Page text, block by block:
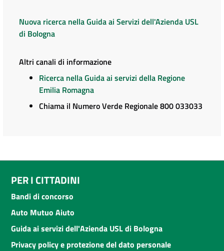
Nuova ricerca nella Guida ai Servizi dell'Azienda USL
di Bologna
Altri canali di informazione
Ricerca nella Guida ai servizi della Regione
Emilia Romagna
Chiama il Numero Verde Regionale 800 033033
PER I CITTADINI
Bandi di concorso
Auto Mutuo Aiuto
Guida ai servizi dell'Azienda USL di Bologna
Privacy policy e protezione del dato personale